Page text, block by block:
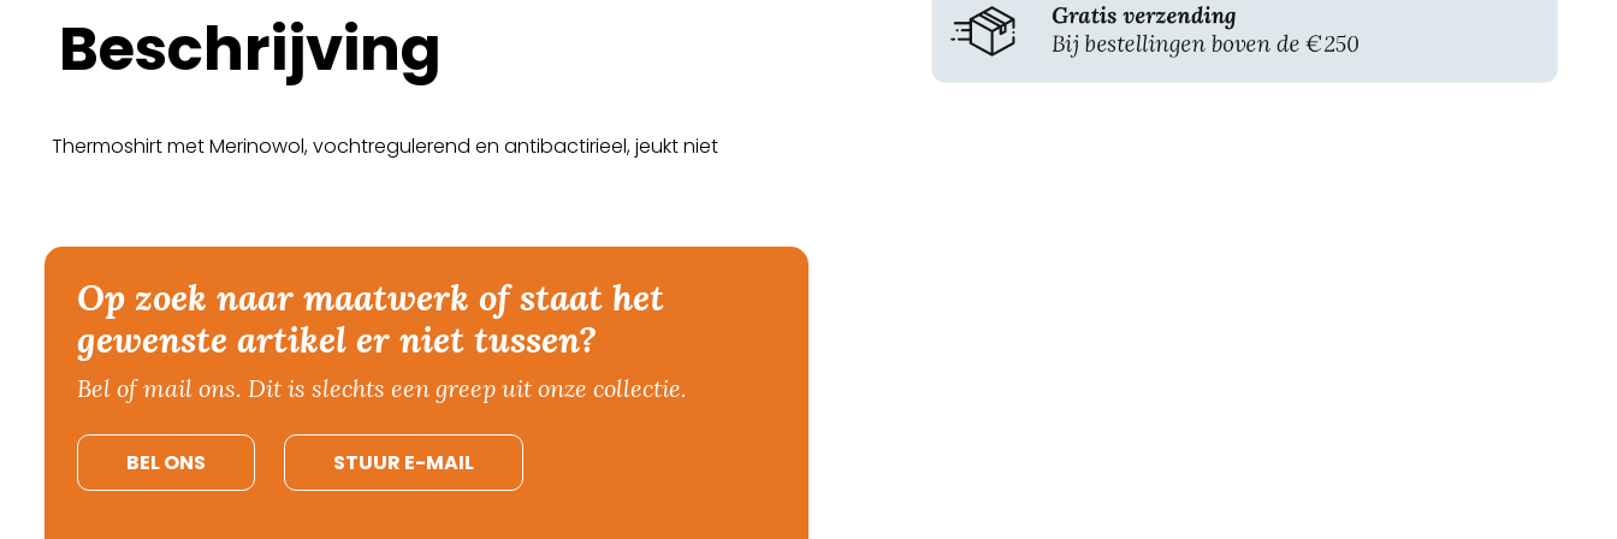
Beschrijving
Thermoshirt met Merinowol, vochtregulerend en antibactirieel, jeukt niet
Op zoek naar maatwerk of staat het
gewenste artikel er niet tussen?
Bel of mail ons. Dit is slechts een greep uit onze collectie.
BEL ONS STUUR E-MAIL